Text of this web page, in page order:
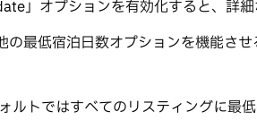
」オプションを有効化すると、詳細
の最低宿泊日数オプションを機能さ
ルトではすべてのリスティングに最